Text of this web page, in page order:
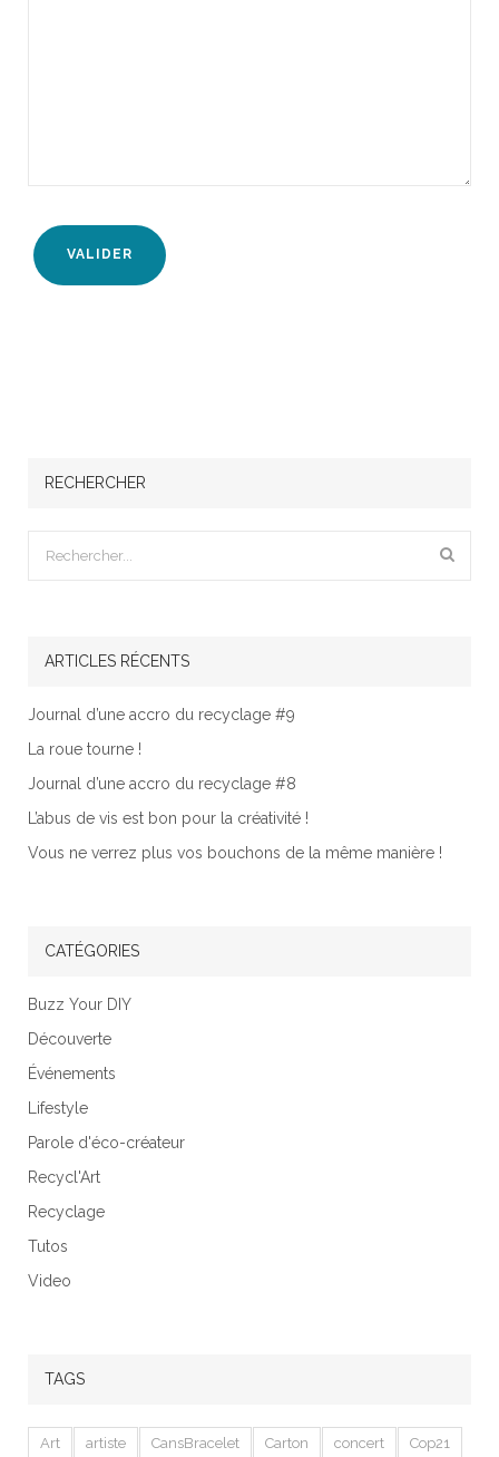
RECHERCHER
ARTICLES RÉCENTS
Journal d’une accro du recyclage #9
La roue tourne !
Journal d’une accro du recyclage #8
L’abus de vis est bon pour la créativité !
Vous ne verrez plus vos bouchons de la même manière !
CATÉGORIES
Buzz Your DIY
Découverte
Événements
Lifestyle
Parole d'éco-créateur
Recycl'Art
Recyclage
Tutos
Video
TAGS
Art artiste CansBracelet Carton concert Cop21